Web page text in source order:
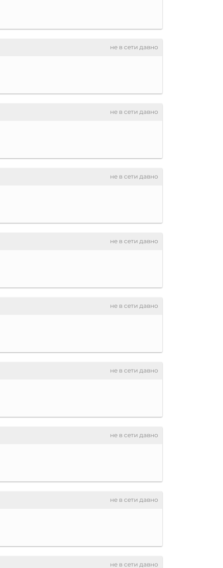
не в сети давно
не в сети давно
не в сети давно
не в сети давно
не в сети давно
не в сети давно
не в сети давно
не в сети давно
не в сети давно